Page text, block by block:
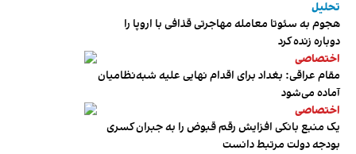
تحلیل
هجوم به سئوتا معامله مهاجرتی قذافی با اروپا را
دوباره زنده کرد
اختصاصی
مقام عراقی: بغداد برای اقدام نهایی علیه شبه‌نظامیان
آماده می‌شود
اختصاصی
یک منبع بانکی افزایش رقم قبوض را به جبران کسری
بودجه دولت مرتبط دانست